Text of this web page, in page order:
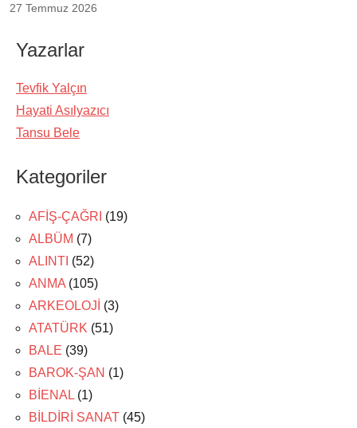
27 Temmuz 2026
Yazarlar
Tevfik Yalçın
Hayati Asılyazıcı
Tansu Bele
Kategoriler
AFİŞ-ÇAĞRI (19)
ALBÜM (7)
ALINTI (52)
ANMA (105)
ARKEOLOJİ (3)
ATATÜRK (51)
BALE (39)
BAROK-ŞAN (1)
BİENAL (1)
BİLDİRİ SANAT (45)